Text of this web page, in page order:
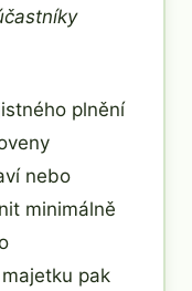
plnění
nebo
minimálně
pak